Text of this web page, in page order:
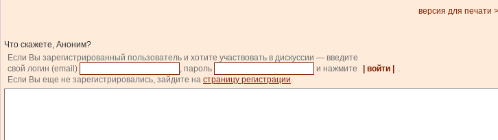
версия для печати
Что скажете, Аноним?
Если Вы зарегистрированный пользователь и хотите участвовать в дискуссии — введите
свой логин (email)
, пароль и нажмите | войти |
.
Если Вы еще не зарегистрировались, зайдите на страницу регистрации.